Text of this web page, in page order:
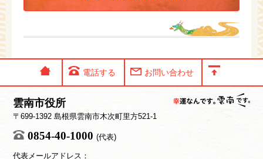
電話する お問い合わせ
雲南市役所
〒699-1392 島根県雲南市木次町里方521-1
0854-40-1000 (代表)
代表メールアドレス：